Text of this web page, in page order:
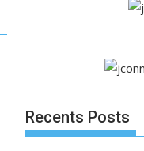
Recents Posts